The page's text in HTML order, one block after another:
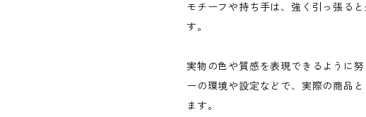
モチーフや持ち手は、強く引っ張る
す。
実物の色や質感を表現できるように
ーの環境や設定などで、実際の商品
ます。